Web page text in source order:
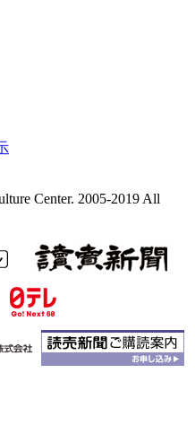
Center. 2005-2019 All